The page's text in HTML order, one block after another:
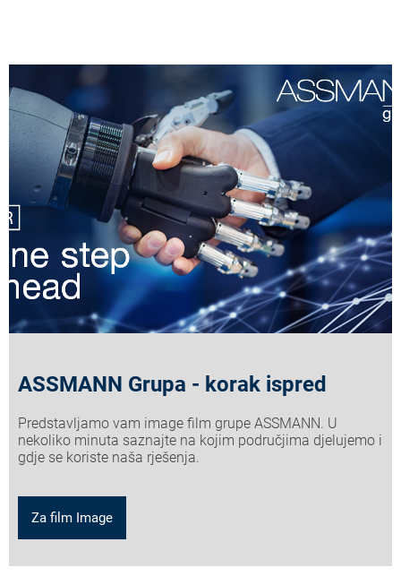
ASSMANN Grupa - korak ispred
Predstavljamo vam image film grupe ASSMANN. U
nekoliko minuta saznajte na kojim područjima djelujemo i
gdje se koriste naša rješenja.
Za film Image